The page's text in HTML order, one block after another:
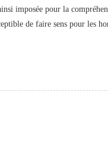
imposée pour la
de faire sens pour les